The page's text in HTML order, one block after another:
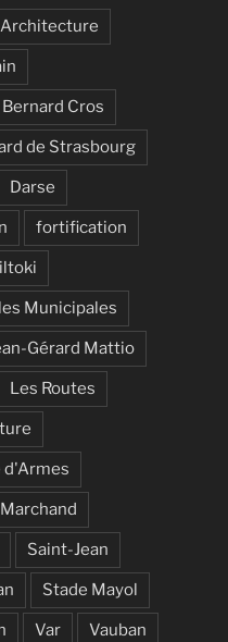
Architecture
Bernard Cros
de Strasbourg
Darse
fortification
Municipales
Gérard Mattio
Les Routes
d'Armes
Saint-Jean
Stade Mayol
Var Vauban